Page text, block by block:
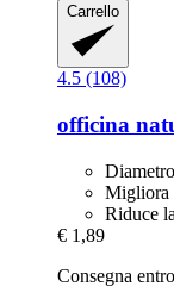
Carrello
4.5 (108)
officina
Migliora
Riduce
€ 1,89
Consegna